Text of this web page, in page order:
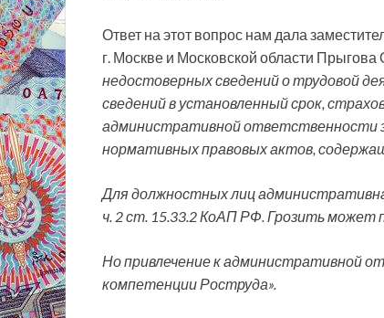
Ответ на этот вопрос нам дала
г. Москве и Московской области Прыгова
недостоверных сведений о трудовой
сведений в установленный срок,
административной ответственности
нормативных правовых актов,
Для должностных лиц
ч. 2 ст. 15.33.2 КоАП РФ. Грозить может
Но привлечение к административной
компетенции Роструда».